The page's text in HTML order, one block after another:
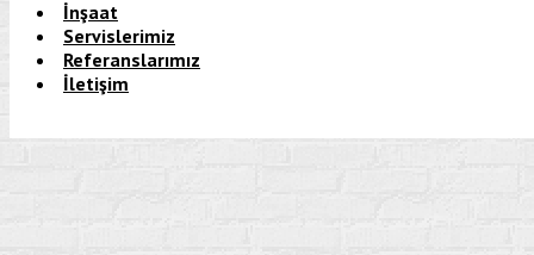
İnşaat
Servislerimiz
Referanslarımız
İletişim